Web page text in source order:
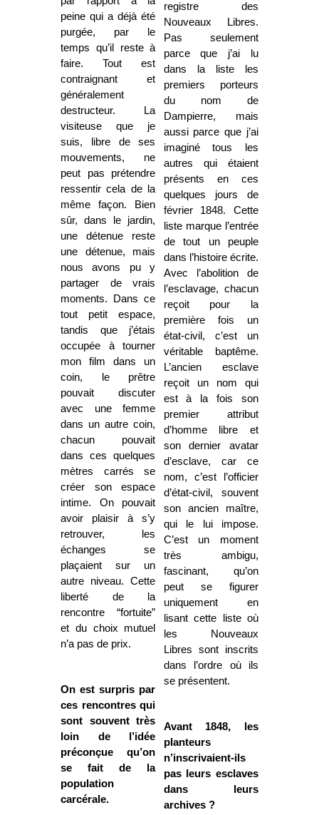
peine qui a déjà été
purgée, par le
temps qu’il reste à
faire. Tout est
contraignant et
généralement
destructeur. La
visiteuse que je
suis, libre de ses
mouvements, ne
peut pas prétendre
ressentir cela de la
même façon. Bien
sûr, dans le jardin,
une détenue reste
une détenue, mais
nous avons pu y
partager de vrais
moments. Dans ce
tout petit espace,
tandis que j’étais
occupée à tourner
mon film dans un
coin, le prêtre
pouvait discuter
avec une femme
dans un autre coin,
chacun pouvait
dans ces quelques
mètres carrés se
créer son espace
intime. On pouvait
avoir plaisir à s’y
retrouver, les
échanges se
plaçaient sur un
autre niveau. Cette
liberté de la
rencontre “fortuite”
et du choix mutuel
n’a pas de prix.
On est surpris par
ces rencontres qui
sont souvent très
loin de l’idée
préconçue qu’on
se fait de la
population
carcérale.
registre des
Nouveaux Libres.
Pas seulement
parce que j’ai lu
dans la liste les
premiers porteurs
du nom de
Dampierre, mais
aussi parce que j’ai
imaginé tous les
autres qui étaient
présents en ces
quelques jours de
février 1848. Cette
liste marque l’entrée
de tout un peuple
dans l’histoire écrite.
Avec l’abolition de
l’esclavage, chacun
reçoit pour la
première fois un
état-civil, c’est un
véritable baptême.
L’ancien esclave
reçoit un nom qui
est à la fois son
premier attribut
d’homme libre et
son dernier avatar
d’esclave, car ce
nom, c’est l’officier
d’état-civil, souvent
son ancien maître,
qui le lui impose.
C’est un moment
très ambigu,
fascinant, qu’on
peut se figurer
uniquement en
lisant cette liste où
les Nouveaux
Libres sont inscrits
dans l’ordre où ils
se présentent.
Avant 1848, les
planteurs
n’inscrivaient-ils
pas leurs esclaves
dans leurs
archives ?